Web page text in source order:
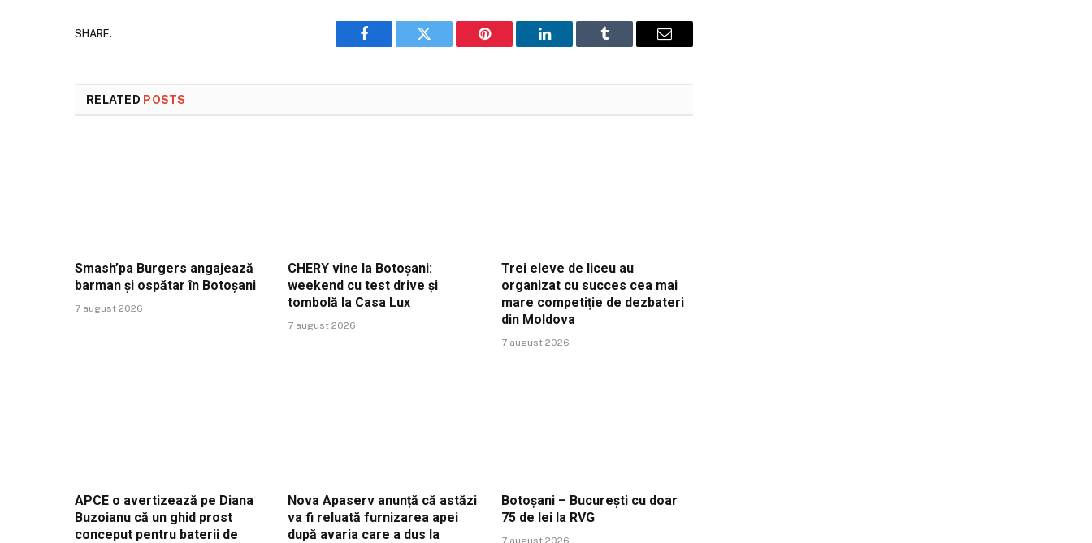
SHARE.
Facebook Twitter Pinterest LinkedIn Tumblr Email
RELATED POSTS
Smash’pa Burgers angajează
barman și ospătar în Botoșani
7 august 2026
CHERY vine la Botoșani:
weekend cu test drive și
tombolă la Casa Lux
7 august 2026
Trei eleve de liceu au
organizat cu succes cea mai
mare competiție de dezbateri
din Moldova
7 august 2026
APCE o avertizează pe Diana
Buzoianu că un ghid prost
conceput pentru baterii de
Nova Apaserv anunță că astăzi
va fi reluată furnizarea apei
după avaria care a dus la
Botoșani – București cu doar
75 de lei la RVG
7 august 2026